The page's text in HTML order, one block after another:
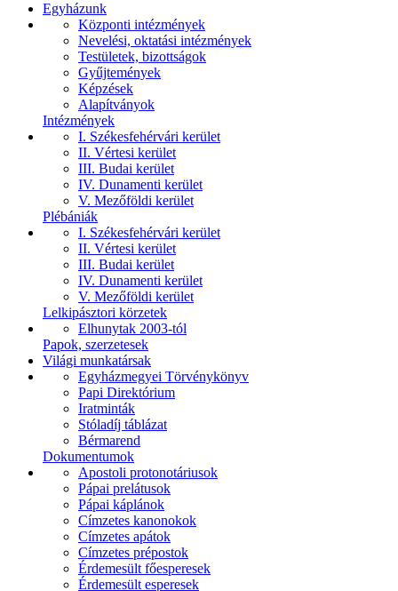
Egyházunk
Központi intézmények
Nevelési, oktatási intézmények
Testületek, bizottságok
Gyűjtemények
Képzések
Alapítványok
Intézmények
I. Székesfehérvári kerület
II. Vértesi kerület
III. Budai kerület
IV. Dunamenti kerület
V. Mezőföldi kerület
Plébániák
I. Székesfehérvári kerület
II. Vértesi kerület
III. Budai kerület
IV. Dunamenti kerület
V. Mezőföldi kerület
Lelkipásztori körzetek
Elhunytak 2003-tól
Papok, szerzetesek
Világi munkatársak
Egyházmegyei Törvénykönyv
Papi Direktórium
Iratminták
Stóladíj táblázat
Bérmarend
Dokumentumok
Apostoli protonotáriusok
Pápai prelátusok
Pápai káplánok
Címzetes kanonokok
Címzetes apátok
Címzetes prépostok
Érdemesült főesperesek
Érdemesült esperesek